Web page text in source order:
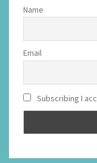
Name
Email
Subscribing I